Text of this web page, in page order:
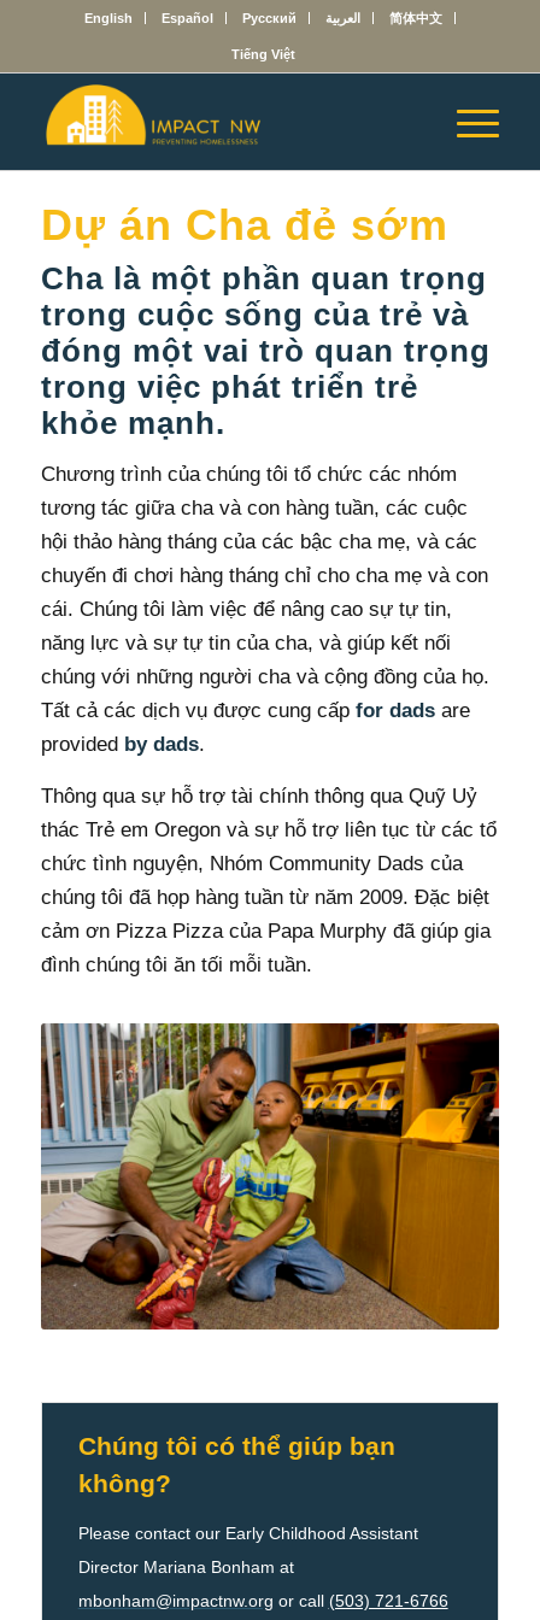
English Español Русский العربية 简体中文
Tiếng Việt
Dự án Cha đẻ sớm
Cha là một phần quan trọng
trong cuộc sống của trẻ và
đóng một vai trò quan trọng
trong việc phát triển trẻ
khỏe mạnh.
Chương trình của chúng tôi tổ chức các nhóm
tương tác giữa cha và con hàng tuần, các cuộc
hội thảo hàng tháng của các bậc cha mẹ, và các
chuyến đi chơi hàng tháng chỉ cho cha mẹ và con
cái. Chúng tôi làm việc để nâng cao sự tự tin,
năng lực và sự tự tin của cha, và giúp kết nối
chúng với những người cha và cộng đồng của họ.
Tất cả các dịch vụ được cung cấp for dadsare
provided by dads.
Thông qua sự hỗ trợ tài chính thông qua Quỹ Uỷ
thác Trẻ em Oregon và sự hỗ trợ liên tục từ các tổ
chức tình nguyện, Nhóm Community Dads của
chúng tôi đã họp hàng tuần từ năm 2009. Đặc biệt
cảm ơn Pizza Pizza của Papa Murphy đã giúp gia
đình chúng tôi ăn tối mỗi tuần.
Chúng tôi có thể giúp bạn
không?
Please contact our Early Childhood Assistant
Director Mariana Bonham at
mbonham@impactnw.org or call (503) 721-6766